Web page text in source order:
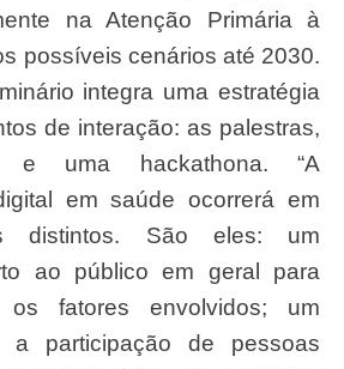
na Atenção Primária à
possíveis cenários até 2030.
integra uma estratégia
de interação: as palestras,
e uma hackathona. “A
em saúde ocorrerá em
distintos. São eles: um
ao público em geral para
os fatores envolvidos; um
a participação de pessoas